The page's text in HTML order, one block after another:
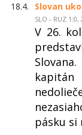
18.4. Slovan
SLO - RUZ
V 26.
pásku si